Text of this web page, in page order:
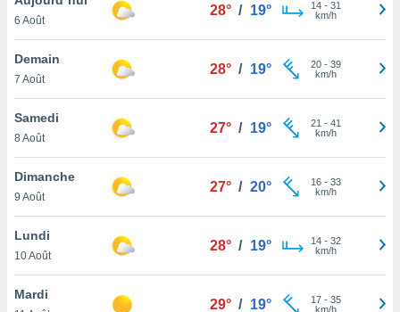
et
»,
au
vous
qu'ils
ou
le
ainsi
6 Août
28° / 19° 14- 31
km/h
Demain
7 Août
28° / 19° 20- 39
km/h
Samedi
8 Août
27° / 19° 21 - 41
km/h
Dimanche
9 Août
27° / 20° 16- 33
km/h
Lundi
10 Août
28° / 19° 14- 32
km/h
Mardi
29° / 19° 17- 35
km/h